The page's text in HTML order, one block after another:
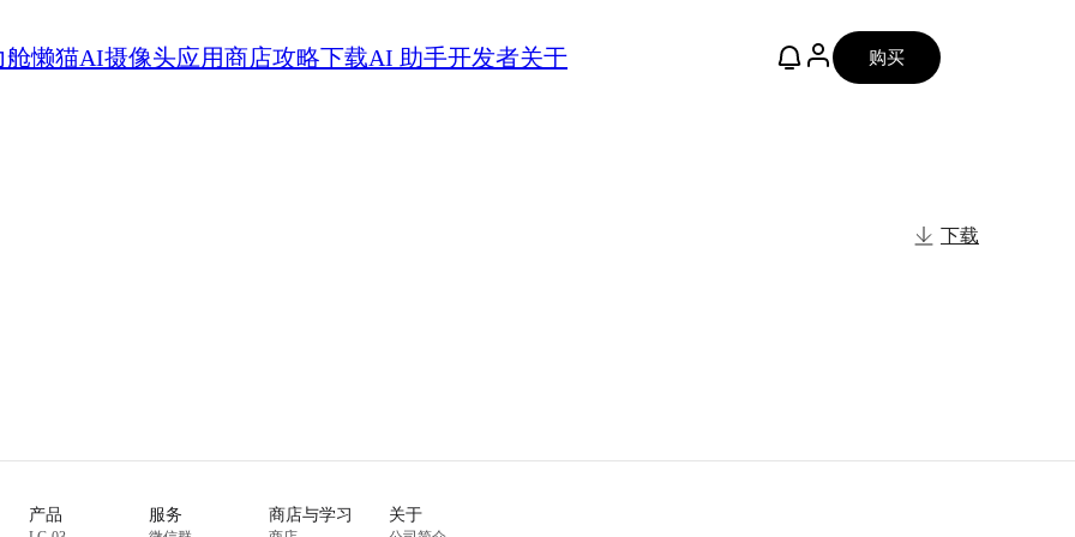
舱懒猫AI摄像头应用商店攻略下载AI 助手开发者关于 购买
下载
产品 服务 商店与学习 关于